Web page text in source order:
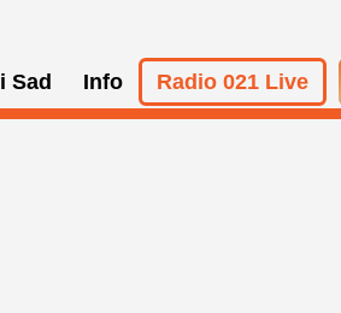
Sad Info Radio 021 Live